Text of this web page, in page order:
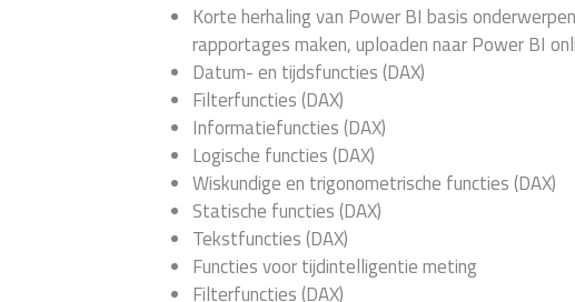
Korte herhaling van Power BI basis
rapportages maken, uploaden naar Power BI
Datum- en tijdsfuncties (DAX)
Filterfuncties (DAX)
Informatiefuncties (DAX)
Logische functies (DAX)
Wiskundige en trigonometrische functies (DAX)
Statische functies (DAX)
Tekstfuncties (DAX)
Functies voor tijdintelligentie meting
Filterfuncties (DAX)